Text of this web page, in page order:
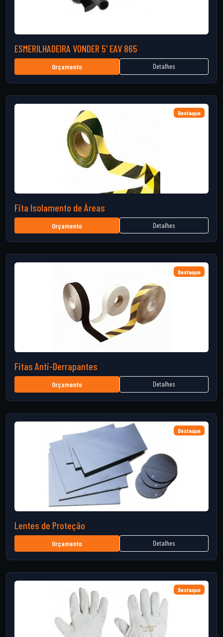
ESMERILHADEIRA VONDER 5' EAV 865
Orçamento Detalhes
Destaque
Fita Isolamento de Áreas
Orçamento Detalhes
Destaque
Fitas Anti-Derrapantes
Orçamento Detalhes
Destaque
Lentes de Proteção
Orçamento Detalhes
Destaque